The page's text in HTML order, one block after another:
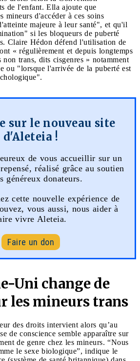
de l'enfant. Ella ajoute que
mineurs d'accéder à ces soins
majeure à leur santé", et qu'il
si les bloqueurs de puberté
Claire Hédon défend l'utilisation de
« régulièrement et depuis longtemps
non trans, dits cisgenres » notamment
ou "lorsque l'arrivée de la puberté est
sur le nouveau site
d'Aleteia !
de vous accueillir sur un
réalisé grâce au soutien
généreux donateurs.
cette nouvelle expérience de
vous aussi, nous aider à
vivre Aleteia.
Faire un don
Uni change de
les mineurs trans
des droits intervient alors qu’au
de conscience semble apparaître sur
de genre chez les mineurs. “Nous
le sexe biologique”, indique le